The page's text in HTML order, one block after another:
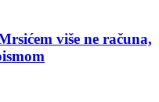
više ne računa,